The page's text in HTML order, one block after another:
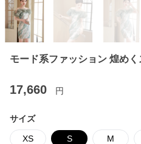
モード系ファッション 煌め
17,660 円
サイズ
XS S M